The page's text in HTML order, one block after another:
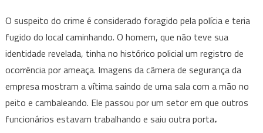
O suspeito do crime é considerado foragido pela polícia e teria
fugido do local caminhando. O homem, que não teve sua
identidade revelada, tinha no histórico policial um registro de
ocorrência por ameaça. Imagens da câmera de segurança da
empresa mostram a vítima saindo de uma sala com a mão no
peito e cambaleando. Ele passou por um setor em que outros
funcionários estavam trabalhando e saiu outra porta.